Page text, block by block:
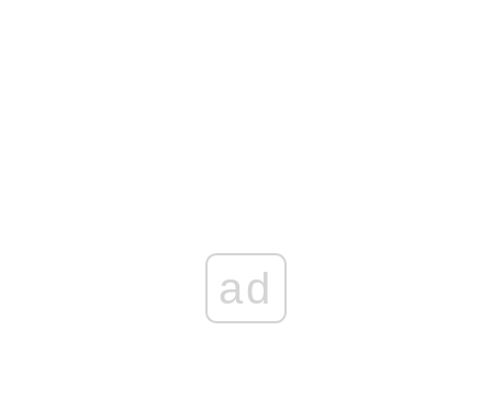
ad